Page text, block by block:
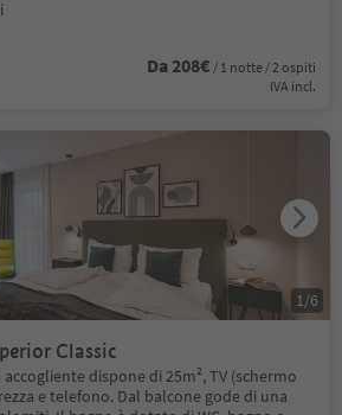
Da 208€ / 1 notte / 2 ospiti
IVA incl.
Classic
dispone di 25m², TV (schermo
e telefono. Dal balcone gode di una
1 /6